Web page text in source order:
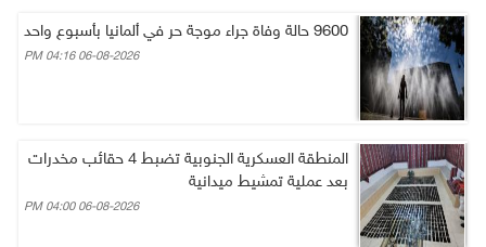
9600 حالة وفاة جراء موجة حر في ألمانيا بأسبوع واحد
06-08-2026 04:16 PM
المنطقة العسكرية الجنوبية تضبط 4 حقائب مخدرات
بعد عملية تمشيط ميدانية
06-08-2026 04:00 PM